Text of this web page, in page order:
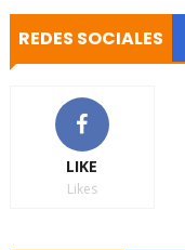
REDES SOCIALES
LIKE
Likes